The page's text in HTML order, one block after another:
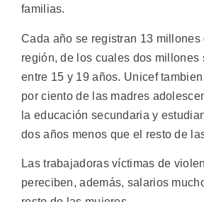
familias.
Cada año se registran 13 millones
región, de los cuales dos millones
entre 15 y 19 años. Unicef
por ciento de las madres
la educación secundaria y
dos años menos que el resto de
Las trabajadoras víctimas de
pereciben, además, salarios